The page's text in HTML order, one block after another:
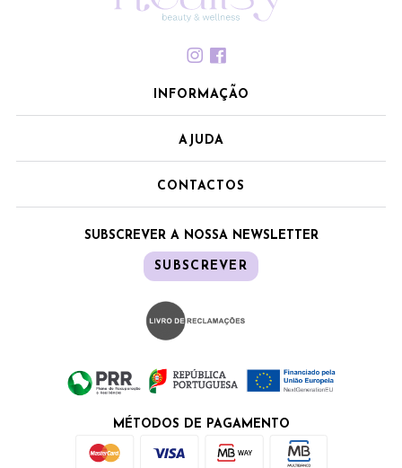
INFORMAÇÃO
AJUDA
CONTACTOS
SUBSCREVER A NOSSA NEWSLETTER
SUBSCREVER
MÉTODOS DE PAGAMENTO